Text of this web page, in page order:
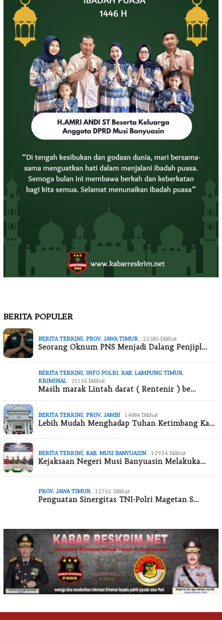
BERITA POPULER
BERITA TERKINI, PROV. JAWA TIMUR 22585 Dilihat
Seorang Oknum PNS Menjadi Dalang Penjipl…
BERITA TERKINI, INFO POLRI, KAB. LAMPUNG TIMUR,
KRIMINAL
21155 Dilihat
Masih marak Lintah darat ( Rentenir ) be…
BERITA TERKINI, PROV. JAMBI 14084 Dilihat
Lebih Mudah Menghadap Tuhan Ketimbang Ka…
BERITA TERKINI, KAB. MUSI BANYUASIN 12934 Dilihat
Kejaksaan Negeri Musi Banyuasin Melakuka…
PROV. JAWA TIMUR 12762 Dilihat
Penguatan Sinergitas TNI-Polri Magetan S…